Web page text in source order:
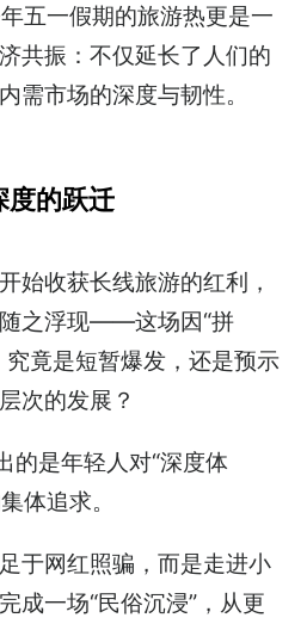
五一假期的旅游热更是一
共振：不仅延长了人们的
需市场的深度与韧性。
度的跃迁
始收获长线旅游的红利，
之浮现——这场因“拼
竟是短暂爆发，还是预示
次的发展？
的是年轻人对“深度体
体追求。
于网红照骗，而是走进小
成一场“民俗沉浸”，从更